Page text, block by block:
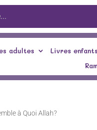
adultes Livres enfants
à Quoi Allah?